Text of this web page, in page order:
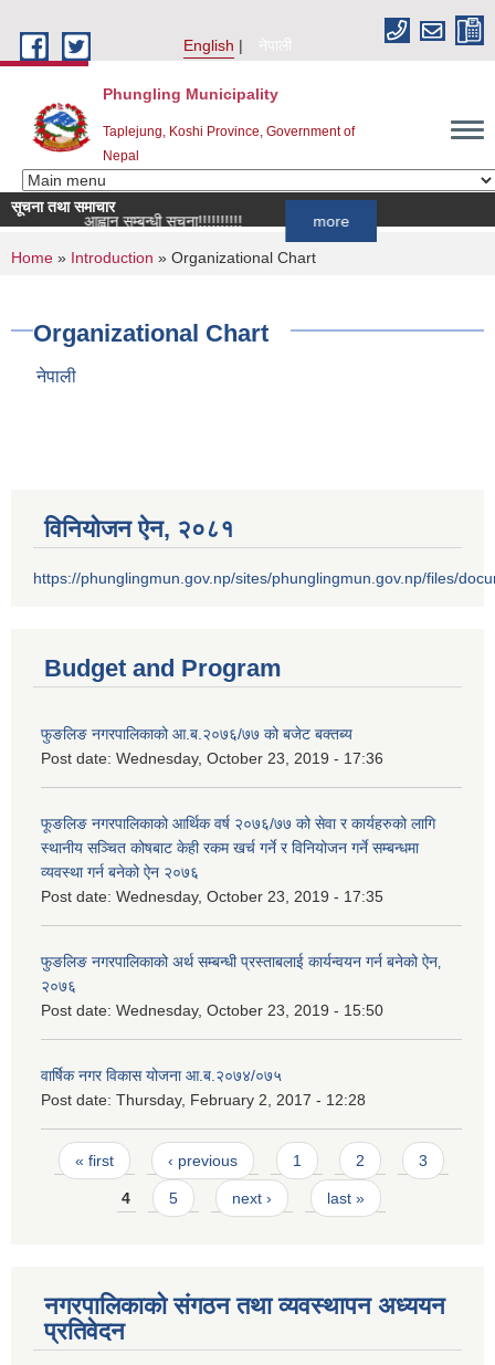
English
नेपाली
Phungling Municipality
Taplejung, Koshi Province, Government of
Nepal
सूचना तथा समाचार
दर्ता आह्वान सम्बन्धी सूचना!!!!!!!!!!
You are here
Home » Introduction » Organizational Chart
Organizational Chart
नेपाली
विनियोजन ऐन‚ २०८१
https://phunglingmun.gov.np/sites/phunglingmun.gov.np/files/
Budget and Program
फुङलिङ नगरपालिकाको आ.ब.२०७६/७७ को बजेट बक्तब्य
Post date: Wednesday, October 23, 2019 - 17:36
फूङलिङ नगरपालिकाको आर्थिक वर्ष २०७६/७७ को सेवा र कार्यहरुको लागि
स्थानीय सञ्चित कोषबाट केही रकम खर्च गर्ने र विनियोजन गर्ने सम्बन्धमा
व्यवस्था गर्न बनेको ऐन २०७६
Post date: Wednesday, October 23, 2019 - 17:35
फुङलिङ नगरपालिकाको अर्थ सम्बन्धी प्रस्ताबलाई कार्यन्वयन गर्न बनेको ऐन‚
२०७६
Post date: Wednesday, October 23, 2019 - 15:50
वार्षिक नगर विकास योजना आ.ब.२०७४/०७५
Post date: Thursday, February 2, 2017 - 12:28
Pages
« first ‹ previous 1 2 3
4 5 next › last »
नगरपालिकाको संगठन तथा व्यवस्थापन अध्ययन
प्रतिवेदन